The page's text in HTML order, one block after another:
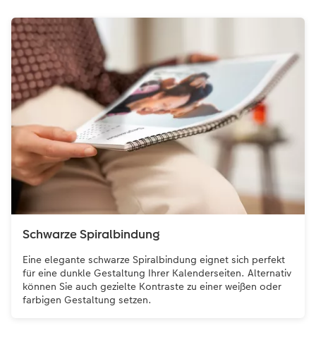
Schwarze Spiralbindung
Eine elegante schwarze Spiralbindung eignet sich perfekt
für eine dunkle Gestaltung Ihrer Kalenderseiten. Alternativ
können Sie auch gezielte Kontraste zu einer weißen oder
farbigen Gestaltung setzen.